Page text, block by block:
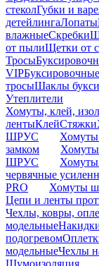
стеколГубки и
детейлингаЛопаты
влажныеСкребки
от пылиЩетки от
Тросы
VIP
тросыШаклы
Утеплители
Хомуты, клей,
лентыКлейСтяжки
ШРУС
Хомуты
замком
ШРУС
Хомуты
червячные
PRO
Хомуты
Цепи и ленты
Чехлы, ковры,
модельные
подогревом
модельныеЧехлы
Шумоизоляция